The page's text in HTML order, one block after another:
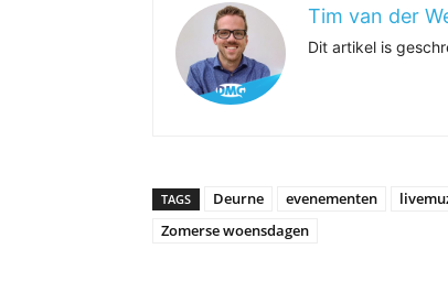
Tim van der
Dit artikel is
TAGS Deurne evenementen
Zomerse woensdagen